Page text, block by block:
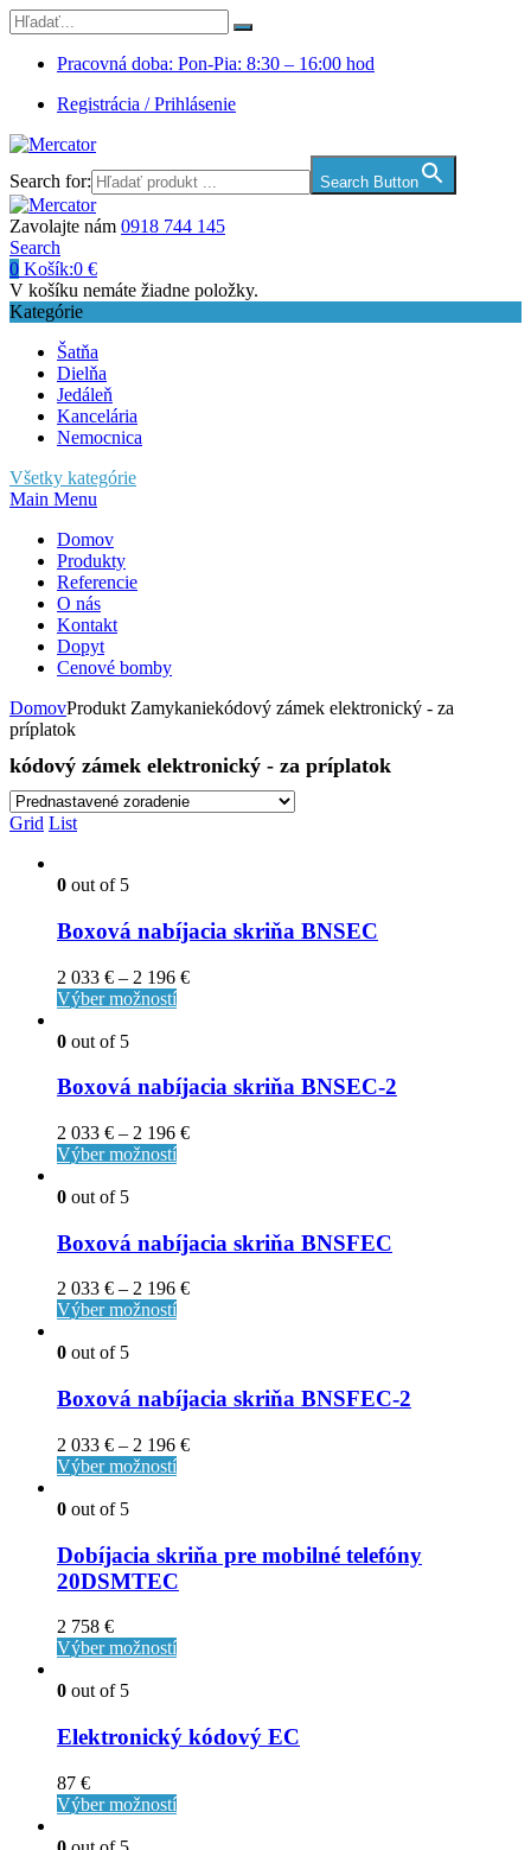
Pracovná doba: Pon-Pia: 8:30 – 16:00 hod
Registrácia / Prihlásenie
Search for: Search Button
Zavolajte nám 0918 744 145
Search
0 Košík:0 €
V košíku nemáte žiadne položky.
Kategórie
Šatňa
Dielňa
Jedáleň
Kancelária
Nemocnica
Všetky kategórie
Main Menu
Domov
Produkty
Referencie
O nás
Kontakt
Dopyt
Cenové bomby
DomovProdukt Zamykaniekódový zámek elektronický - za
príplatok
kódový zámek elektronický - za príplatok
Grid List
0 out of 5
Boxová nabíjacia skriňa BNSEC
2 033 € – 2 196 €
Výber možností
0 out of 5
Boxová nabíjacia skriňa BNSEC-2
2 033 € – 2 196 €
Výber možností
0 out of 5
Boxová nabíjacia skriňa BNSFEC
2 033 € – 2 196 €
Výber možností
0 out of 5
Boxová nabíjacia skriňa BNSFEC-2
2 033 € – 2 196 €
Výber možností
0 out of 5
Dobíjacia skriňa pre mobilné telefóny
20DSMTEC
2 758 €
Výber možností
0 out of 5
Elektronický kódový EC
87 €
Výber možností